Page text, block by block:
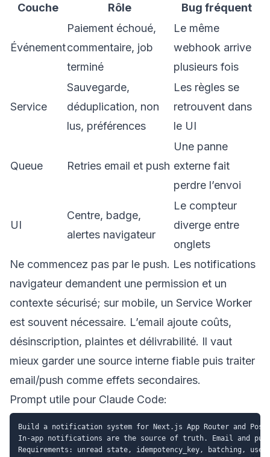
Couche
Rôle Bug fréquent
Événement
Paiement échoué,
commentaire, job
terminé
Le même
webhook arrive
plusieurs fois
Service
Sauvegarde,
déduplication, non
lus, préférences
Les règles se
retrouvent dans
le UI
Queue Retries email et push
Une panne
externe fait
perdre l’envoi
UI
Centre, badge,
alertes navigateur
Le compteur
diverge entre
onglets
Ne commencez pas par le push. Les notifications
navigateur demandent une permission et un
contexte sécurisé; sur mobile, un Service Worker
est souvent nécessaire. L’email ajoute coûts,
désinscription, plaintes et délivrabilité. Il vaut
mieux garder une source interne fiable puis traiter
email/push comme effets secondaires.
Prompt utile pour Claude Code:
Build a notification system for Next.js App Router and
In-app notifications are the source of truth. Email and
Requirements: unread state, idempotency_key, batching,